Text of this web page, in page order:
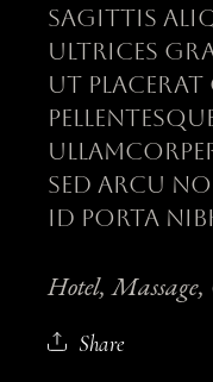
sagittis
Ultrices
ut
sed arcu
id porta
Hotel Massage
Share